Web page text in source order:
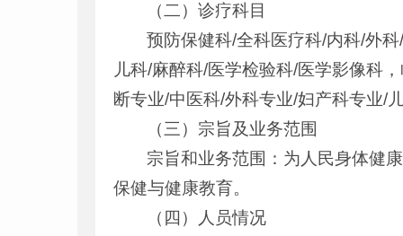
（二）诊疗科目
预防保健科/全科医疗科/内科/外
儿科/麻醉科/医学检验科/医学影像科
断专业/中医科/外科专业/妇产科专业/
（三）宗旨及业务范围
宗旨和业务范围：为人民身体健
保健与健康教育。
（四）人员情况